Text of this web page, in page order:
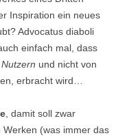
Inspiration ein neues
Advocatus diaboli
einfach mal, dass
Nutzern und nicht von
erbracht wird…
, damit soll zwar
Werken (was immer das